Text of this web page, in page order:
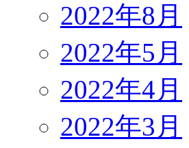
2022年8月
2022年5月
2022年4月
2022年3月